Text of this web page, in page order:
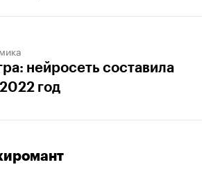
нейросеть составила
год